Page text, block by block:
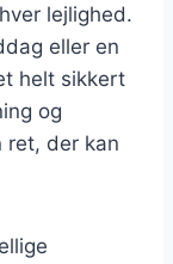
lejlighed.
eller en
helt sikkert
og
ret, der kan